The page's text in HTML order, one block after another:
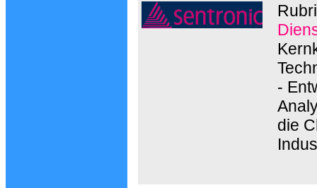
-
die